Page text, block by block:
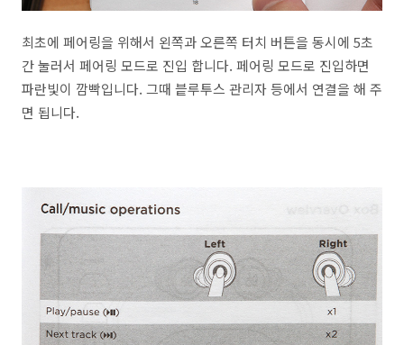
최초에 페어링을 위해서 왼쪽과 오른쪽 터치 버튼을 동시에 5초
간 눌러서 페어링 모드로 진입 합니다. 페어링 모드로 진입하면
파란빛이 깜빡입니다. 그때 븥루투스 관리자 등에서 연결을 해 주
면 됩니다.